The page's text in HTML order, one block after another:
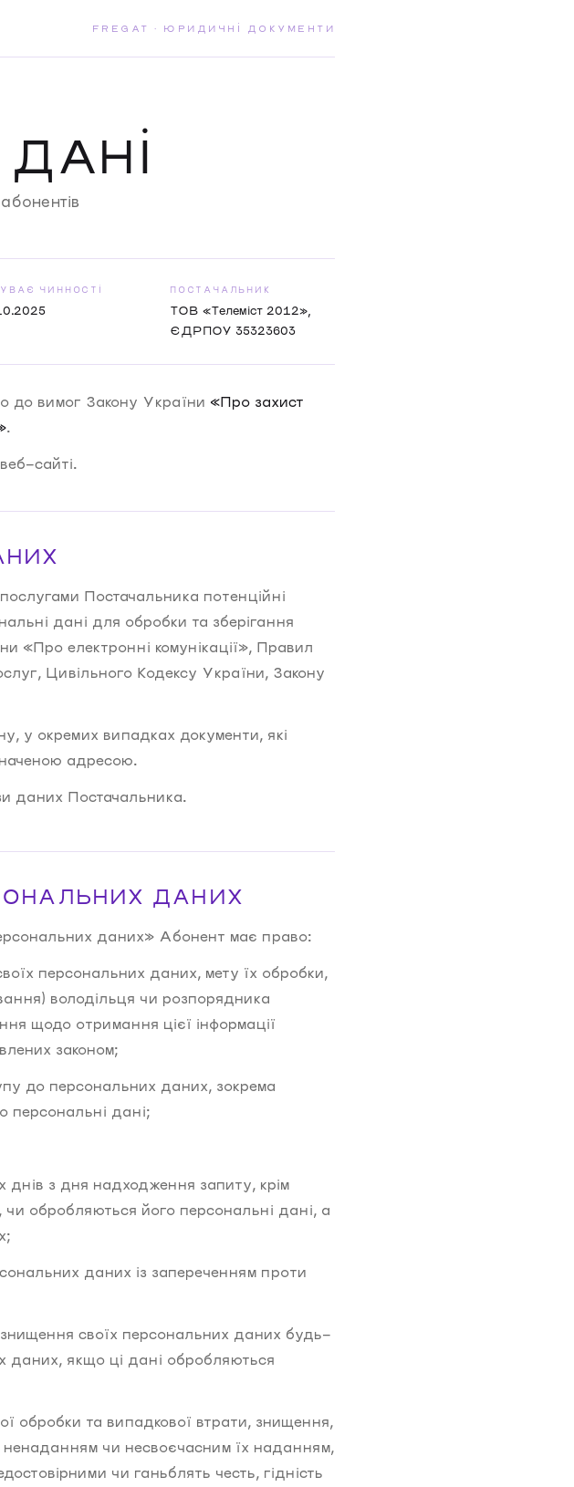
FREGAT · ЮРИДИЧНІ ДОКУМЕНТИ
ЧИННОСТІ ПОСТАЧАЛЬНИК
ТОВ «Телеміст 2012»,
ЄДРПОУ 35323603
до вимог Закону України «Про захист
.
сайті.
Постачальника потенційні
дані для обробки та зберігання
«Про електронні комунікації», Правил
Цивільного Кодексу України, Закону
у окремих випадках документи, які
адресою.
даних Постачальника.
ДАНИХ
даних» Абонент має право:
персональних даних, мету їх обробки,
володільця чи розпорядника
щодо отримання цієї інформації
законом;
до персональних даних, зокрема
персональні дані;
днів з дня надходження запиту, крім
чи обробляються його персональні дані, а
даних із запереченням проти
своїх персональних даних будь-
даних, якщо ці дані обробляються
обробки та випадкової втрати, знищення,
чи несвоєчасним їх наданням,
чи ганьблять честь, гідність